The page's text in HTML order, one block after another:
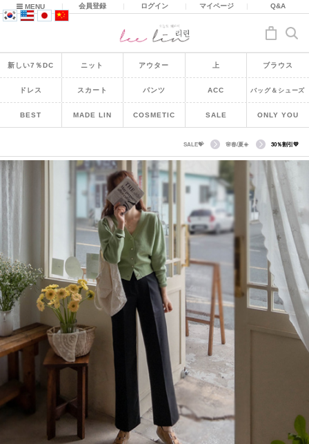
MENU | 会員登録 | ログイン | マイページ | Q&A
新しい7％DC ニット アウター 上 ブラウス
ドレス スカート パンツ ACC バッグ＆シューズ
BEST MADE LIN COSMETIC SALE ONLY YOU
SALE💝 🌸春/夏☀️ 30％割引💛